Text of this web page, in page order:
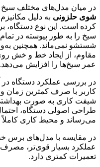
در میان مدل‌های مختلف سیخ
شوی حلزونی به دلیل
کرده است. این نوع
سیخ را به طور پیوسته در
شستشو نمی‌ماند. همچنین
مقاوم، از ایجاد خط و خش
عمر سیخ‌ها را افزایش می‌دهد.
در بررسی عملکرد دستگاه
کاربر با صرف کمترین زمان
شیفت کاری به صورت بهداشتی
طراحی اصولی دستگاه،
می‌رساند و محیط کاری کاملاً
در مقایسه با مدل‌های برس
عملکرد بسیار قوی‌تر،
تعمیرات کمتری دارد.